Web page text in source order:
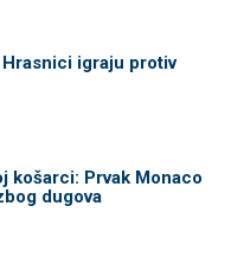
Hrasnici igraju protiv
košarci: Prvak Monaco
dugova